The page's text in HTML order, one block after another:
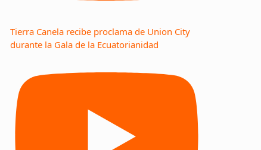
Tierra Canela recibe proclama de Union City
durante la Gala de la Ecuatorianidad